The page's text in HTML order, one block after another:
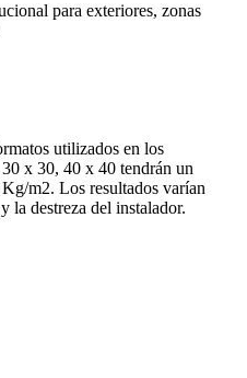
para exteriores, zonas
utilizados en los
x 30, 40 x 40 tendrán un
m2. Los resultados varían
la destreza del instalador.